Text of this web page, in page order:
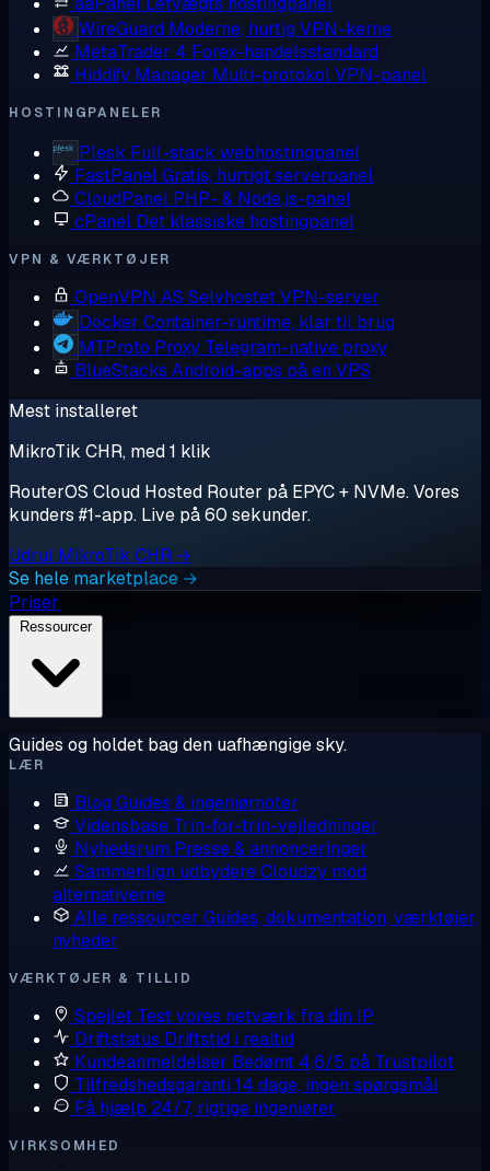
WireGuard Moderne, hurtig VPN-kerne
MetaTrader 4 Forex-handelsstandard
Hiddify Manager Multi-protokol VPN-panel
HOSTINGPANELER
Plesk Full-stack webhostingpanel
FastPanelGratis, hurtigt serverpanel
CloudPanel PHP- & Node.js-panel
cPanel Det klassiske hostingpanel
VPN & VÆRKTØJER
OpenVPN AS Selvhostet VPN-server
Docker Container-runtime, klar til brug
MTProto Proxy Telegram-native proxy
BlueStacks Android-apps på en VPS
Mest installeret
MikroTik CHR, med 1 klik
RouterOS Cloud Hosted Router på EPYC + NVMe. Vores
kunders #1-app. Live på 60 sekunder.
Udrul MikroTik CHR →
Se hele marketplace →
Priser
Ressourcer
Guides og holdet bag den uafhængige sky.
LÆR
Blog Guides & ingeniørnoter
Vidensbase Trin-for-trin-vejledninger
Nyhedsrum Presse & annonceringer
Sammenlign udbydereCloudzy mod
alternativerne
Alle ressourcer Guides, dokumentation, værktøjer,
nyheder
VÆRKTØJER & TILLID
Spejlet Test vores netværk fra din IP
Driftstatus Driftstid i realtid
Kundeanmeldelser Bedømt 4,6/5 på Trustpilot
Tilfredshedsgaranti 14 dage, ingen spørgsmål
Få hjælp 24/7, rigtige ingeniører
VIRKSOMHED